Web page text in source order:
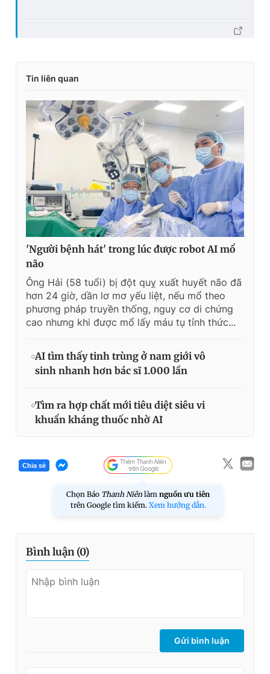
Tin liên quan
'Người bệnh hát' trong lúc được robot AI mổ
não
Ông Hải (58 tuổi) bị đột quỵ xuất huyết não đã
hơn 24 giờ, dần lơ mơ yếu liệt, nếu mổ theo
phương pháp truyền thống, nguy cơ di chứng
cao nhưng khi được mổ lấy máu tụ tỉnh thức...
AI tìm thấy tinh trùng ở nam giới vô
sinh nhanh hơn bác sĩ 1.000 lần
Tìm ra hợp chất mới tiêu diệt siêu vi
khuẩn kháng thuốc nhờ AI
Chia sẻ
Chọn Báo Thanh Niên làm nguồn ưu tiên
trên Google tìm kiếm. Xem hướng dẫn.
Bình luận (0)
Gửi bình luận